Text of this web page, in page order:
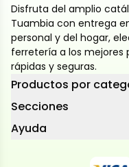
Disfruta del amplio
Tuambia con entrega
personal y del hogar,
ferretería a los mejores
rápidas y seguras.
Productos por
Secciones
Ayuda